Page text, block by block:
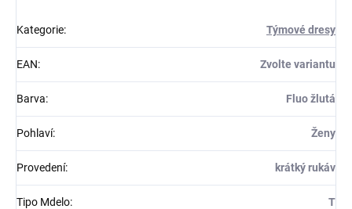
Kategorie: Týmové dresy
EAN: Zvolte variantu
Barva: Fluo žlutá
Pohlaví: Ženy
Provedení: krátký rukáv
Tipo Mdelo: T